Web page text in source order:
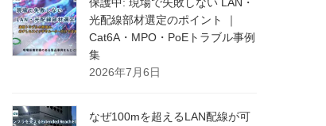
光配線部材選定のポイント ｜
Cat6A・MPO・PoEトラブル事例
集
2026年7月6日
なぜ100mを超えるLAN配線が可